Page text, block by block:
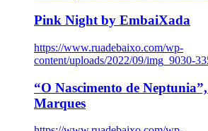
Pink Night by EmbaiXada
https://www.ruadebaixo.com/wp-
content/uploads/2022/09/img_9030-
“O Nascimento de
Marques